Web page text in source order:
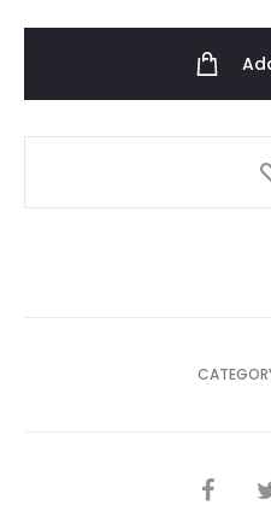
SHARE